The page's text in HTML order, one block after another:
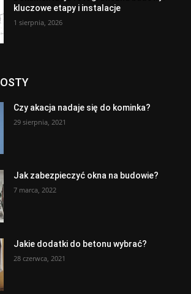
kluczowe etapy i instalacje
1 sierpnia, 2026
Czy akacja nadaje się do kominka?
29 sierpnia, 2021
Jak zabezpieczyć okna na budowie?
7 marca, 2022
Jakie dodatki do betonu wybrać?
28 czerwca, 2021